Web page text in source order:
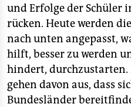
und Erfolge der Schüler
rücken. Heute werden
nach unten angepasst,
hilft, besser zu werden
hindert,
gehen davon aus, dass
Bundesländer